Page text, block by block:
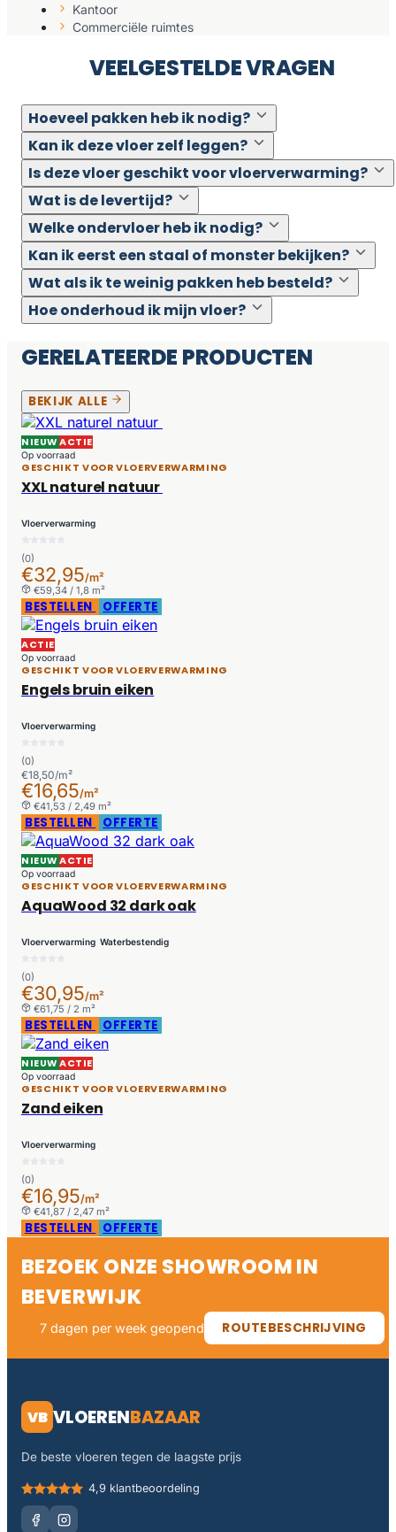
Kantoor
Commerciële ruimtes
VEELGESTELDE VRAGEN
Hoeveel pakken heb ik nodig?
Kan ik deze vloer zelf leggen?
Is deze vloer geschikt voor vloerverwarming?
Wat is de levertijd?
Welke ondervloer heb ik nodig?
Kan ik eerst een staal of monster bekijken?
Wat als ik te weinig pakken heb besteld?
Hoe onderhoud ik mijn vloer?
GERELATEERDE PRODUCTEN
BEKIJK ALLE
NIEUWACTIE
Op voorraad
GESCHIKT VOOR VLOERVERWARMING
XXL naturel natuur
Vloerverwarming
(0)
€32,95/m²
€59,34 / 1,8 m²
BESTELLEN OFFERTE
ACTIE
Op voorraad
GESCHIKT VOOR VLOERVERWARMING
Engels bruin eiken
Vloerverwarming
(0)
€18,50/m²
€16,65/m²
€41,53 / 2,49 m²
BESTELLEN OFFERTE
NIEUWACTIE
Op voorraad
GESCHIKT VOOR VLOERVERWARMING
AquaWood 32 dark oak
Vloerverwarming Waterbestendig
(0)
€30,95/m²
€61,75 / 2 m²
BESTELLEN OFFERTE
NIEUWACTIE
Op voorraad
GESCHIKT VOOR VLOERVERWARMING
Zand eiken
Vloerverwarming
(0)
€16,95/m²
€41,87 / 2,47 m²
BESTELLEN OFFERTE
BEZOEK ONZE SHOWROOM IN
BEVERWIJK
7 dagen per week geopend ROUTEBESCHRIJVING
VB VLOERENBAZAAR
De beste vloeren tegen de laagste prijs
4,9 klantbeoordeling